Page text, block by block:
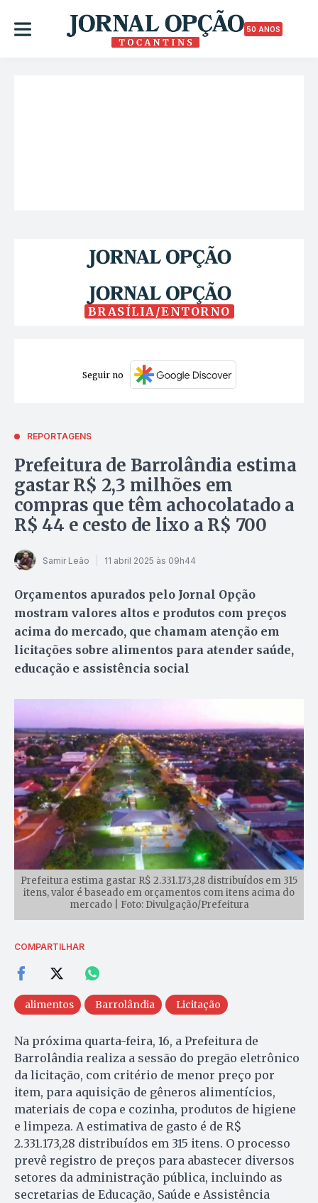
50 ANOS
BRASÍLIA/ENTORNO
Seguir no
REPORTAGENS
Prefeitura de Barrolândia estima
gastar R$ 2,3 milhões em
compras que têm achocolatado a
R$ 44 e cesto de lixo a R$ 700
Samir Leão 11 abril 2025 às 09h44
Orçamentos apurados pelo Jornal Opção
mostram valores altos e produtos com preços
acima do mercado, que chamam atenção em
licitações sobre alimentos para atender saúde,
educação e assistência social
Prefeitura estima gastar R$ 2.331.173,28 distribuídos em 315
itens, valor é baseado em orçamentos com itens acima do
mercado | Foto: Divulgação/Prefeitura
COMPARTILHAR
alimentos Barrolândia Licitação
Na próxima quarta-feira, 16, a Prefeitura de
Barrolândia realiza a sessão do pregão eletrônico
da licitação, com critério de menor preço por
item, para aquisição de gêneros alimentícios,
materiais de copa e cozinha, produtos de higiene
e limpeza. A estimativa de gasto é de R$
2.331.173,28 distribuídos em 315 itens. O processo
prevê registro de preços para abastecer diversos
setores da administração pública, incluindo as
secretarias de Educação, Saúde e Assistência